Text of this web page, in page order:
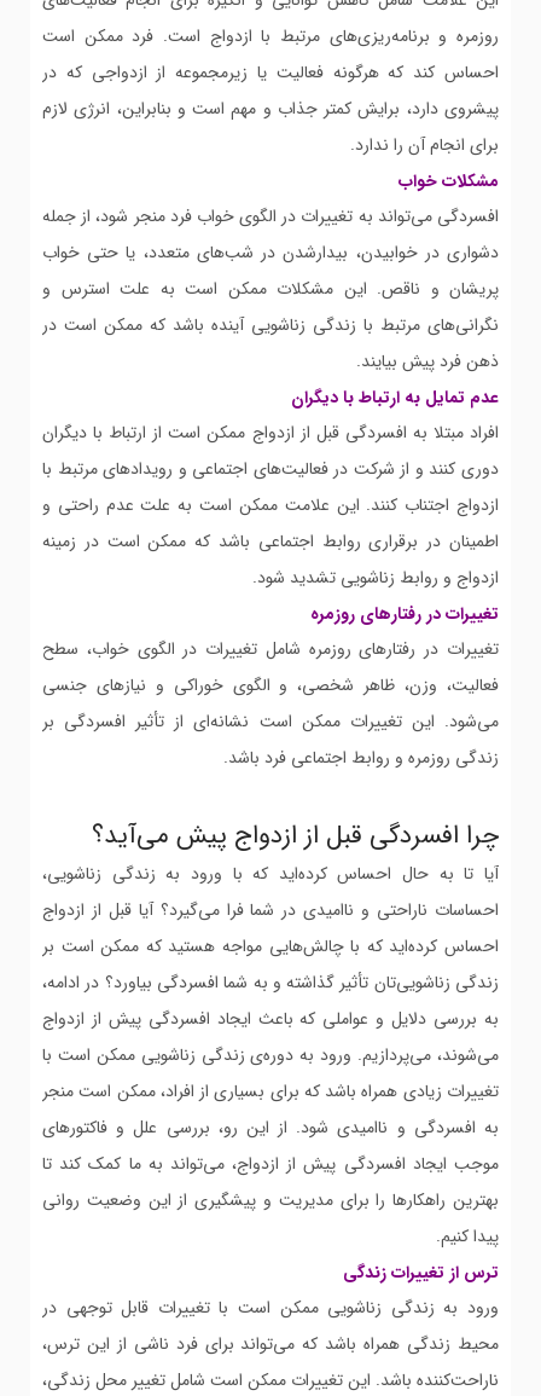
روزمره و برنامه‌ریزی‌های مرتبط با ازدواج است. فرد ممکن است
احساس کند که هرگونه فعالیت یا زیرمجموعه از ازدواجی که در
پیشروی دارد، برایش کمتر جذاب و مهم است و بنابراین، انرژی لازم
برای انجام آن را ندارد.
مشکلات خواب
افسردگی می‌تواند به تغییرات در الگوی خواب فرد منجر شود، از جمله
دشواری در خوابیدن، بیدارشدن در شب‌های متعدد، یا حتی خواب
پریشان و ناقص. این مشکلات ممکن است به علت استرس و
نگرانی‌های مرتبط با زندگی زناشویی آینده باشد که ممکن است در
ذهن فرد پیش بیایند.
عدم تمایل به ارتباط با دیگران
افراد مبتلا به افسردگی قبل از ازدواج ممکن است از ارتباط با دیگران
دوری کنند و از شرکت در فعالیت‌های اجتماعی و رویدادهای مرتبط با
ازدواج اجتناب کنند. این علامت ممکن است به علت عدم راحتی و
اطمینان در برقراری روابط اجتماعی باشد که ممکن است در زمینه
ازدواج و روابط زناشویی تشدید شود.
تغییرات در رفتارهای روزمره
تغییرات در رفتارهای روزمره شامل تغییرات در الگوی خواب، سطح
فعالیت، وزن، ظاهر شخصی، و الگوی خوراکی و نیازهای جنسی
می‌شود. این تغییرات ممکن است نشانه‌ای از تأثیر افسردگی بر
زندگی روزمره و روابط اجتماعی فرد باشد.
چرا افسردگی قبل از ازدواج پیش می‌آید؟
آیا تا به حال احساس کرده‌اید که با ورود به زندگی زناشویی،
احساسات ناراحتی و ناامیدی در شما فرا می‌گیرد؟ آیا قبل از ازدواج
احساس کرده‌اید که با چالش‌هایی مواجه هستید که ممکن است بر
زندگی زناشویی‌تان تأثیر گذاشته و به شما افسردگی بیاورد؟ در ادامه،
به بررسی دلایل و عواملی که باعث ایجاد افسردگی پیش از ازدواج
می‌شوند، می‌پردازیم. ورود به دوره‌ی زندگی زناشویی ممکن است با
تغییرات زیادی همراه باشد که برای بسیاری از افراد، ممکن است منجر
به افسردگی و ناامیدی شود. از این رو، بررسی علل و فاکتورهای
موجب ایجاد افسردگی پیش از ازدواج، می‌تواند به ما کمک کند تا
بهترین راهکارها را برای مدیریت و پیشگیری از این وضعیت روانی
پیدا کنیم.
ترس از تغییرات زندگی
ورود به زندگی زناشویی ممکن است با تغییرات قابل توجهی در
محیط زندگی همراه باشد که می‌تواند برای فرد ناشی از این ترس،
ناراحت‌کننده باشد. این تغییرات ممکن است شامل تغییر محل زندگی،